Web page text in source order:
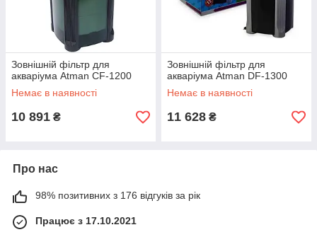
Зовнішній фільтр для
акваріума Atman CF-1200
Немає в наявності
10 891 ₴
Зовнішній фільтр для
акваріума Atman DF-1300
Немає в наявності
11 628 ₴
Про нас
98% позитивних з 176 відгуків за рік
Працює з 17.10.2021